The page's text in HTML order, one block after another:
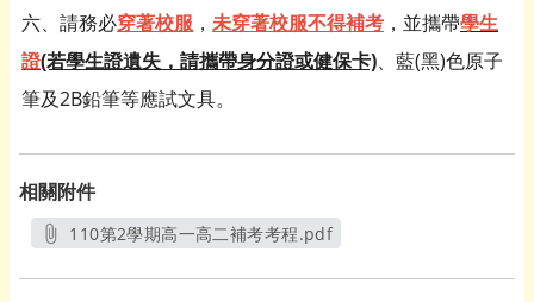
六、請務必穿著校服 ， 未穿著校服不得補考 ，並攜帶學生
證(若學生證遺失，請攜帶身分證或健保卡)、藍(黑)色原子
筆及2B鉛筆等應試文具。
相關附件
110第2學期高一高二補考考程.pdf